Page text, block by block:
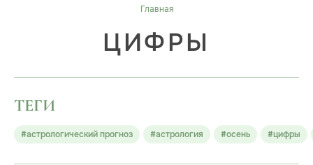
Главная
ЦИФРЫ
ТЕГИ
#астрологический прогноз #астрология #осень #цифры